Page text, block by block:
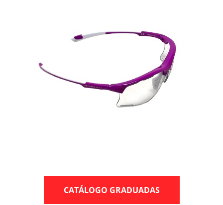
CATÁLOGO GRADUADAS